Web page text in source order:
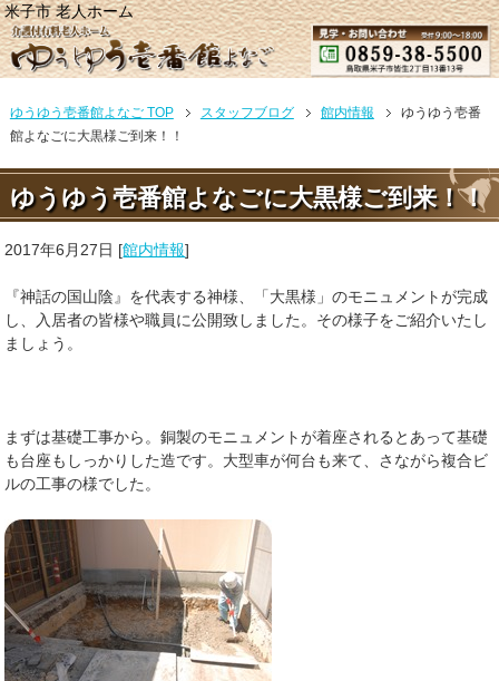
米子市 老人ホーム
ゆうゆう壱番館よなご TOP スタッフブログ 館内情報
ゆうゆう壱番
館よなごに大黒様ご到来！！
ゆうゆう壱番館よなごに大黒様ご到来！！
2017年6月27日 [館内情報]
『神話の国山陰』を代表する神様、「大黒様」のモニュメントが完成
し、入居者の皆様や職員に公開致しました。その様子をご紹介いたし
ましょう。
まずは基礎工事から。銅製のモニュメントが着座されるとあって基礎
も台座もしっかりした造です。大型車が何台も来て、さながら複合ビ
ルの工事の様でした。